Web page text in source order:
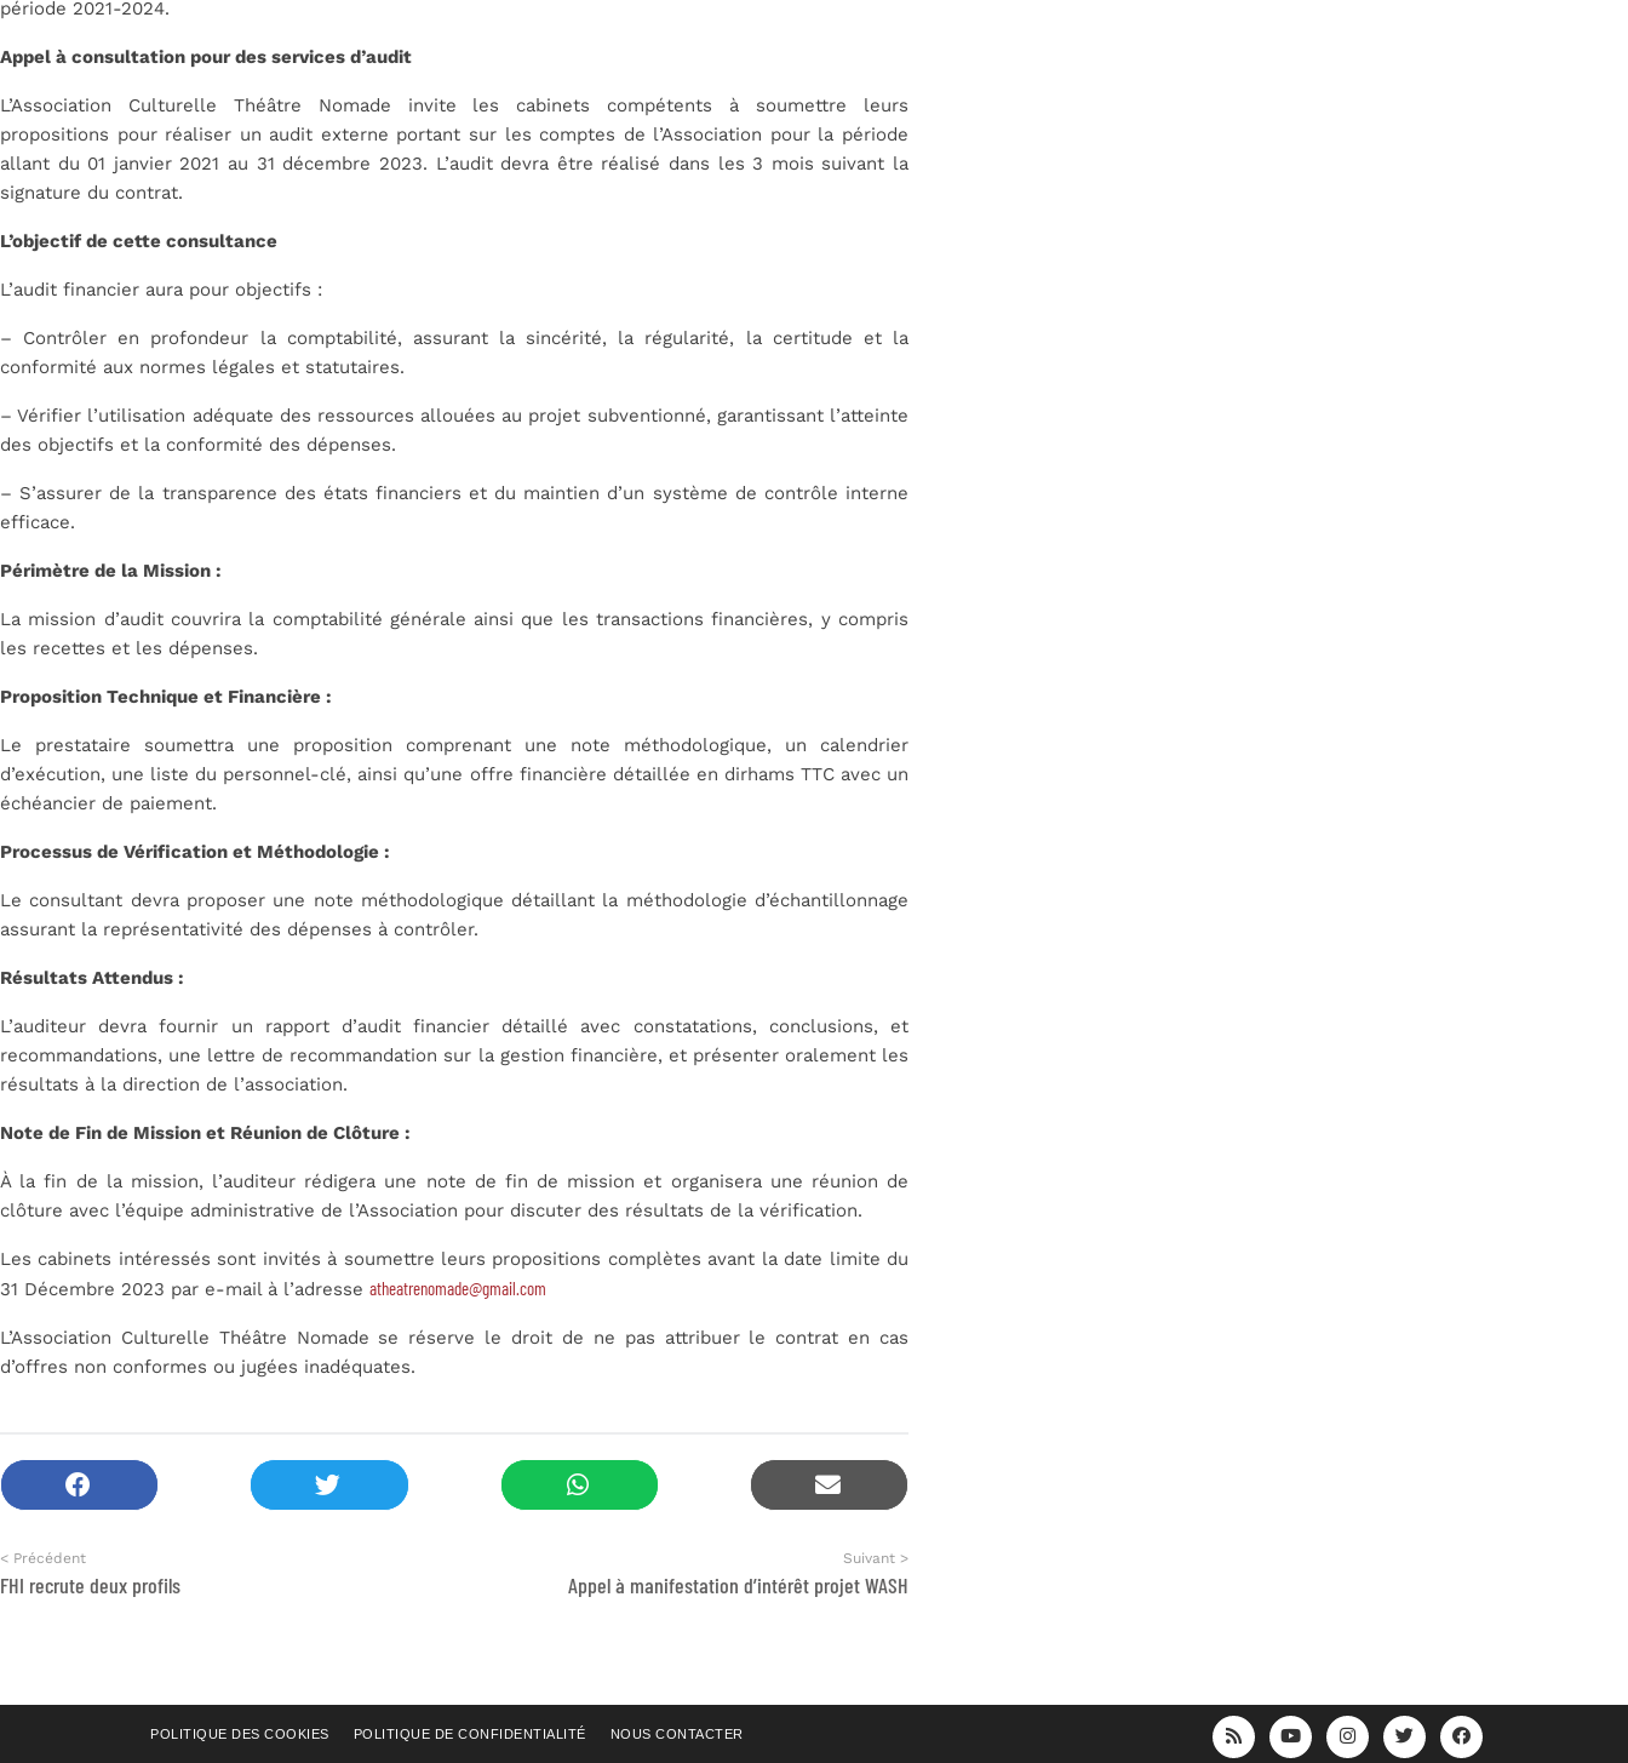
période 2021-2024.
Appel à consultation pour des services d’audit
L’Association Culturelle Théâtre Nomade invite les cabinets compétents à soumettre leurs
propositions pour réaliser un audit externe portant sur les comptes de l’Association pour la période
allant du 01 janvier 2021 au 31 décembre 2023. L’audit devra être réalisé dans les 3 mois suivant la
signature du contrat.
L’objectif de cette consultance
L’audit financier aura pour objectifs :
– Contrôler en profondeur la comptabilité, assurant la sincérité, la régularité, la certitude et la
conformité aux normes légales et statutaires.
– Vérifier l’utilisation adéquate des ressources allouées au projet subventionné, garantissant l’atteinte
des objectifs et la conformité des dépenses.
– S’assurer de la transparence des états financiers et du maintien d’un système de contrôle interne
efficace.
Périmètre de la Mission :
La mission d’audit couvrira la comptabilité générale ainsi que les transactions financières, y compris
les recettes et les dépenses.
Proposition Technique et Financière :
Le prestataire soumettra une proposition comprenant une note méthodologique, un calendrier
d’exécution, une liste du personnel-clé, ainsi qu’une offre financière détaillée en dirhams TTC avec un
échéancier de paiement.
Processus de Vérification et Méthodologie :
Le consultant devra proposer une note méthodologique détaillant la méthodologie d’échantillonnage
assurant la représentativité des dépenses à contrôler.
Résultats Attendus :
L’auditeur devra fournir un rapport d’audit financier détaillé avec constatations, conclusions, et
recommandations, une lettre de recommandation sur la gestion financière, et présenter oralement les
résultats à la direction de l’association.
Note de Fin de Mission et Réunion de Clôture :
À la fin de la mission, l’auditeur rédigera une note de fin de mission et organisera une réunion de
clôture avec l’équipe administrative de l’Association pour discuter des résultats de la vérification.
Les cabinets intéressés sont invités à soumettre leurs propositions complètes avant la date limite du
31 Décembre 2023 par e-mail à l’adresse atheatrenomade@gmail.com
L’Association Culturelle Théâtre Nomade se réserve le droit de ne pas attribuer le contrat en cas
d’offres non conformes ou jugées inadéquates.
< Précédent
FHI recrute deux profils
Suivant >
Appel à manifestation d’intérêt projet WASH
POLITIQUE DES COOKIES POLITIQUE DE CONFIDENTIALITÉ NOUS CONTACTER